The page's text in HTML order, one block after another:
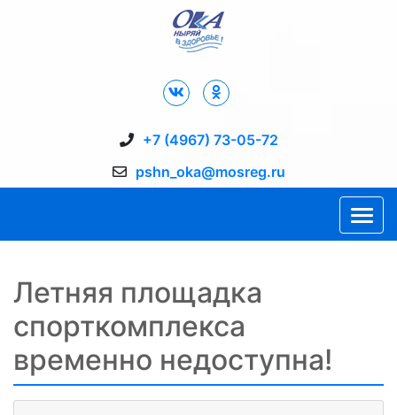
+7 (4967) 73-05-72
pshn_oka@mosreg.ru
Летняя площадка
спорткомплекса
временно недоступна!